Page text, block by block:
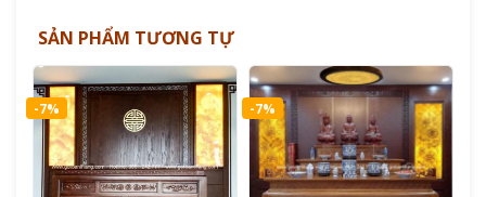
SẢN PHẨM TƯƠNG TỰ
-7% -7%